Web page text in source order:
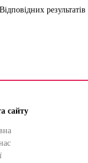
Відповідних
сайту